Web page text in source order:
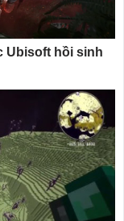
Ubisoft hồi sinh